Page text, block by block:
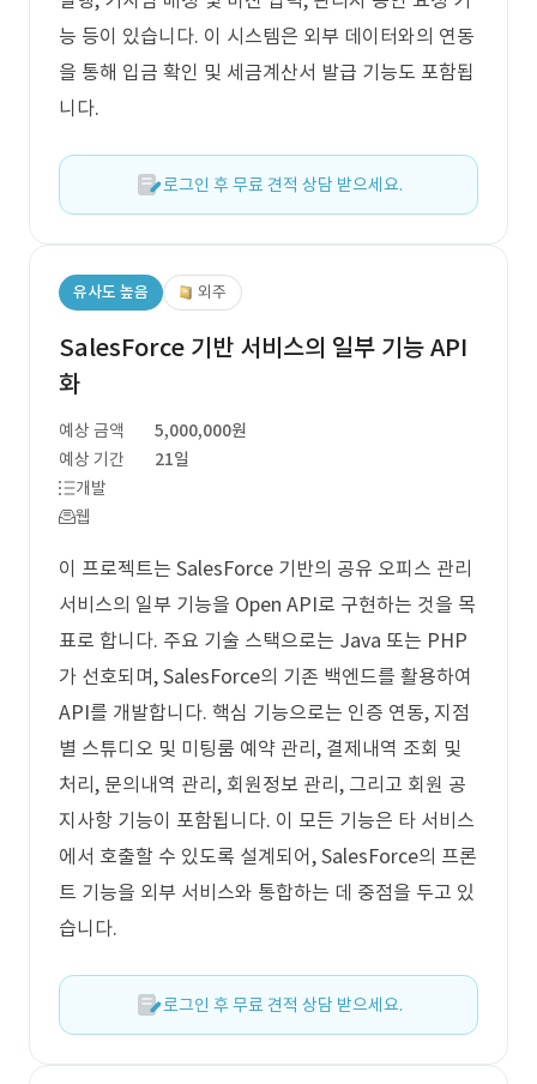
능 등이 있습니다. 이 시스템은 외부 데이터와의 연동
을 통해 입금 확인 및 세금계산서 발급 기능도 포함됩
니다.
로그인 후 무료 견적 상담 받으세요.
유사도 높음 외주
SalesForce 기반 서비스의 일부 기능 API
화
예상 금액
5,000,000원
예상 기간
21일
개발
웹
이 프로젝트는 SalesForce 기반의 공유 오피스 관리
서비스의 일부 기능을 Open API로 구현하는 것을 목
표로 합니다. 주요 기술 스택으로는 Java 또는 PHP
가 선호되며, SalesForce의 기존 백엔드를 활용하여
API를 개발합니다. 핵심 기능으로는 인증 연동, 지점
별 스튜디오 및 미팅룸 예약 관리, 결제내역 조회 및
처리, 문의내역 관리, 회원정보 관리, 그리고 회원 공
지사항 기능이 포함됩니다. 이 모든 기능은 타 서비스
에서 호출할 수 있도록 설계되어, SalesForce의 프론
트 기능을 외부 서비스와 통합하는 데 중점을 두고 있
습니다.
로그인 후 무료 견적 상담 받으세요.